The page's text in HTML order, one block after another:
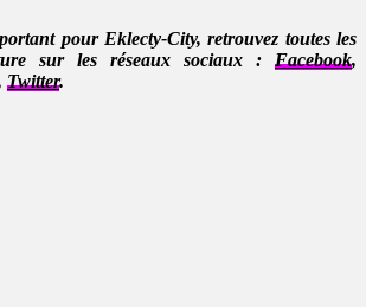
pour Eklecty-City, retrouvez toutes les
sur les réseaux sociaux : Facebook,
Twitter.